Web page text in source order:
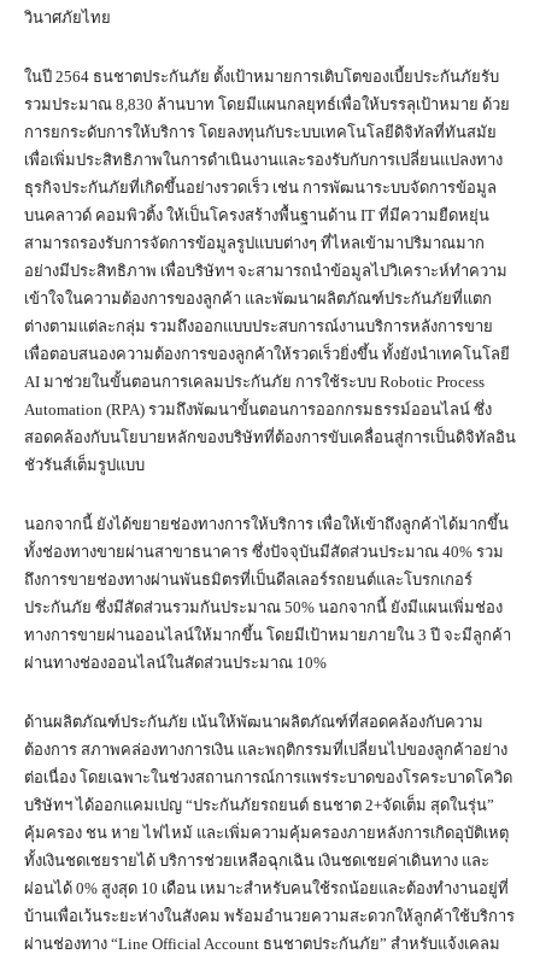
วินาศภัยไทย
ในปี 2564 ธนชาตประกันภัย ตั้งเป้าหมายการเติบโตของเบี้ยประกันภัยรับ
รวมประมาณ 8,830 ล้านบาท โดยมีแผนกลยุทธ์เพื่อให้บรรลุเป้าหมาย ด้วย
การยกระดับการให้บริการ โดยลงทุนกับระบบเทคโนโลยีดิจิทัลที่ทันสมัย
เพื่อเพิ่มประสิทธิภาพในการดำเนินงานและรองรับกับการเปลี่ยนแปลงทาง
ธุรกิจประกันภัยที่เกิดขึ้นอย่างรวดเร็ว เช่น การพัฒนาระบบจัดการข้อมูล
บนคลาวด์ คอมพิวติ้ง ให้เป็นโครงสร้างพื้นฐานด้าน IT ที่มีความยืดหยุ่น
สามารถรองรับการจัดการข้อมูลรูปแบบต่างๆ ที่ไหลเข้ามาปริมาณมาก
อย่างมีประสิทธิภาพ เพื่อบริษัทฯ จะสามารถนำข้อมูลไปวิเคราะห์ทำความ
เข้าใจในความต้องการของลูกค้า และพัฒนาผลิตภัณฑ์ประกันภัยที่แตก
ต่างตามแต่ละกลุ่ม รวมถึงออกแบบประสบการณ์งานบริการหลังการขาย
เพื่อตอบสนองความต้องการของลูกค้าให้รวดเร็วยิ่งขึ้น ทั้งยังนำเทคโนโลยี
AI มาช่วยในขั้นตอนการเคลมประกันภัย การใช้ระบบ Robotic Process
Automation (RPA) รวมถึงพัฒนาขั้นตอนการออกกรมธรรม์ออนไลน์ ซึ่ง
สอดคล้องกับนโยบายหลักของบริษัทที่ต้องการขับเคลื่อนสู่การเป็นดิจิทัลอิน
ชัวรันส์เต็มรูปแบบ
นอกจากนี้ ยังได้ขยายช่องทางการให้บริการ เพื่อให้เข้าถึงลูกค้าได้มากขึ้น
ทั้งช่องทางขายผ่านสาขาธนาคาร ซึ่งปัจจุบันมีสัดส่วนประมาณ 40% รวม
ถึงการขายช่องทางผ่านพันธมิตรที่เป็นดีลเลอร์รถยนต์และโบรกเกอร์
ประกันภัย ซึ่งมีสัดส่วนรวมกันประมาณ 50% นอกจากนี้ ยังมีแผนเพิ่มช่อง
ทางการขายผ่านออนไลน์ให้มากขึ้น โดยมีเป้าหมายภายใน 3 ปี จะมีลูกค้า
ผ่านทางช่องออนไลน์ในสัดส่วนประมาณ 10%
ด้านผลิตภัณฑ์ประกันภัย เน้นให้พัฒนาผลิตภัณฑ์ที่สอดคล้องกับความ
ต้องการ สภาพคล่องทางการเงิน และพฤติกรรมที่เปลี่ยนไปของลูกค้าอย่าง
ต่อเนื่อง โดยเฉพาะในช่วงสถานการณ์การแพร่ระบาดของโรคระบาดโควิด
บริษัทฯ ได้ออกแคมเปญ “ประกันภัยรถยนต์ ธนชาต 2+จัดเต็ม สุดในรุ่น”
คุ้มครอง ชน หาย ไฟไหม้ และเพิ่มความคุ้มครองภายหลังการเกิดอุบัติเหตุ
ทั้งเงินชดเชยรายได้ บริการช่วยเหลือฉุกเฉิน เงินชดเชยค่าเดินทาง และ
ผ่อนได้ 0% สูงสุด 10 เดือน เหมาะสำหรับคนใช้รถน้อยและต้องทำงานอยู่ที่
บ้านเพื่อเว้นระยะห่างในสังคม พร้อมอำนวยความสะดวกให้ลูกค้าใช้บริการ
ผ่านช่องทาง “Line Official Account ธนชาตประกันภัย” สำหรับแจ้งเคลม